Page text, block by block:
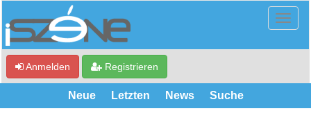
Anmelden Registrieren
Neue Letzten News Suche